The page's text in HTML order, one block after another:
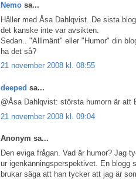
Nemo sa...
Håller med Åsa Dahlqvist. De sista
det kanske inte var avsikten.
Sedan.. "Alllmänt" eller "Humor" din
ha det så?
21 november 2008 kl. 08:55
deeped sa...
@Åsa Dahlqvist: största humorn är
21 november 2008 kl. 09:04
Anonym sa...
Den eviga frågan. Vad är humor? Jag
ur igenkänningsperspektivet. En blogg
brukar säga att han tycker att jag är